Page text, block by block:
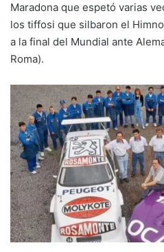
Maradona que espetó varias
los tiffosi que silbaron el
a la final del Mundial ante
Roma).